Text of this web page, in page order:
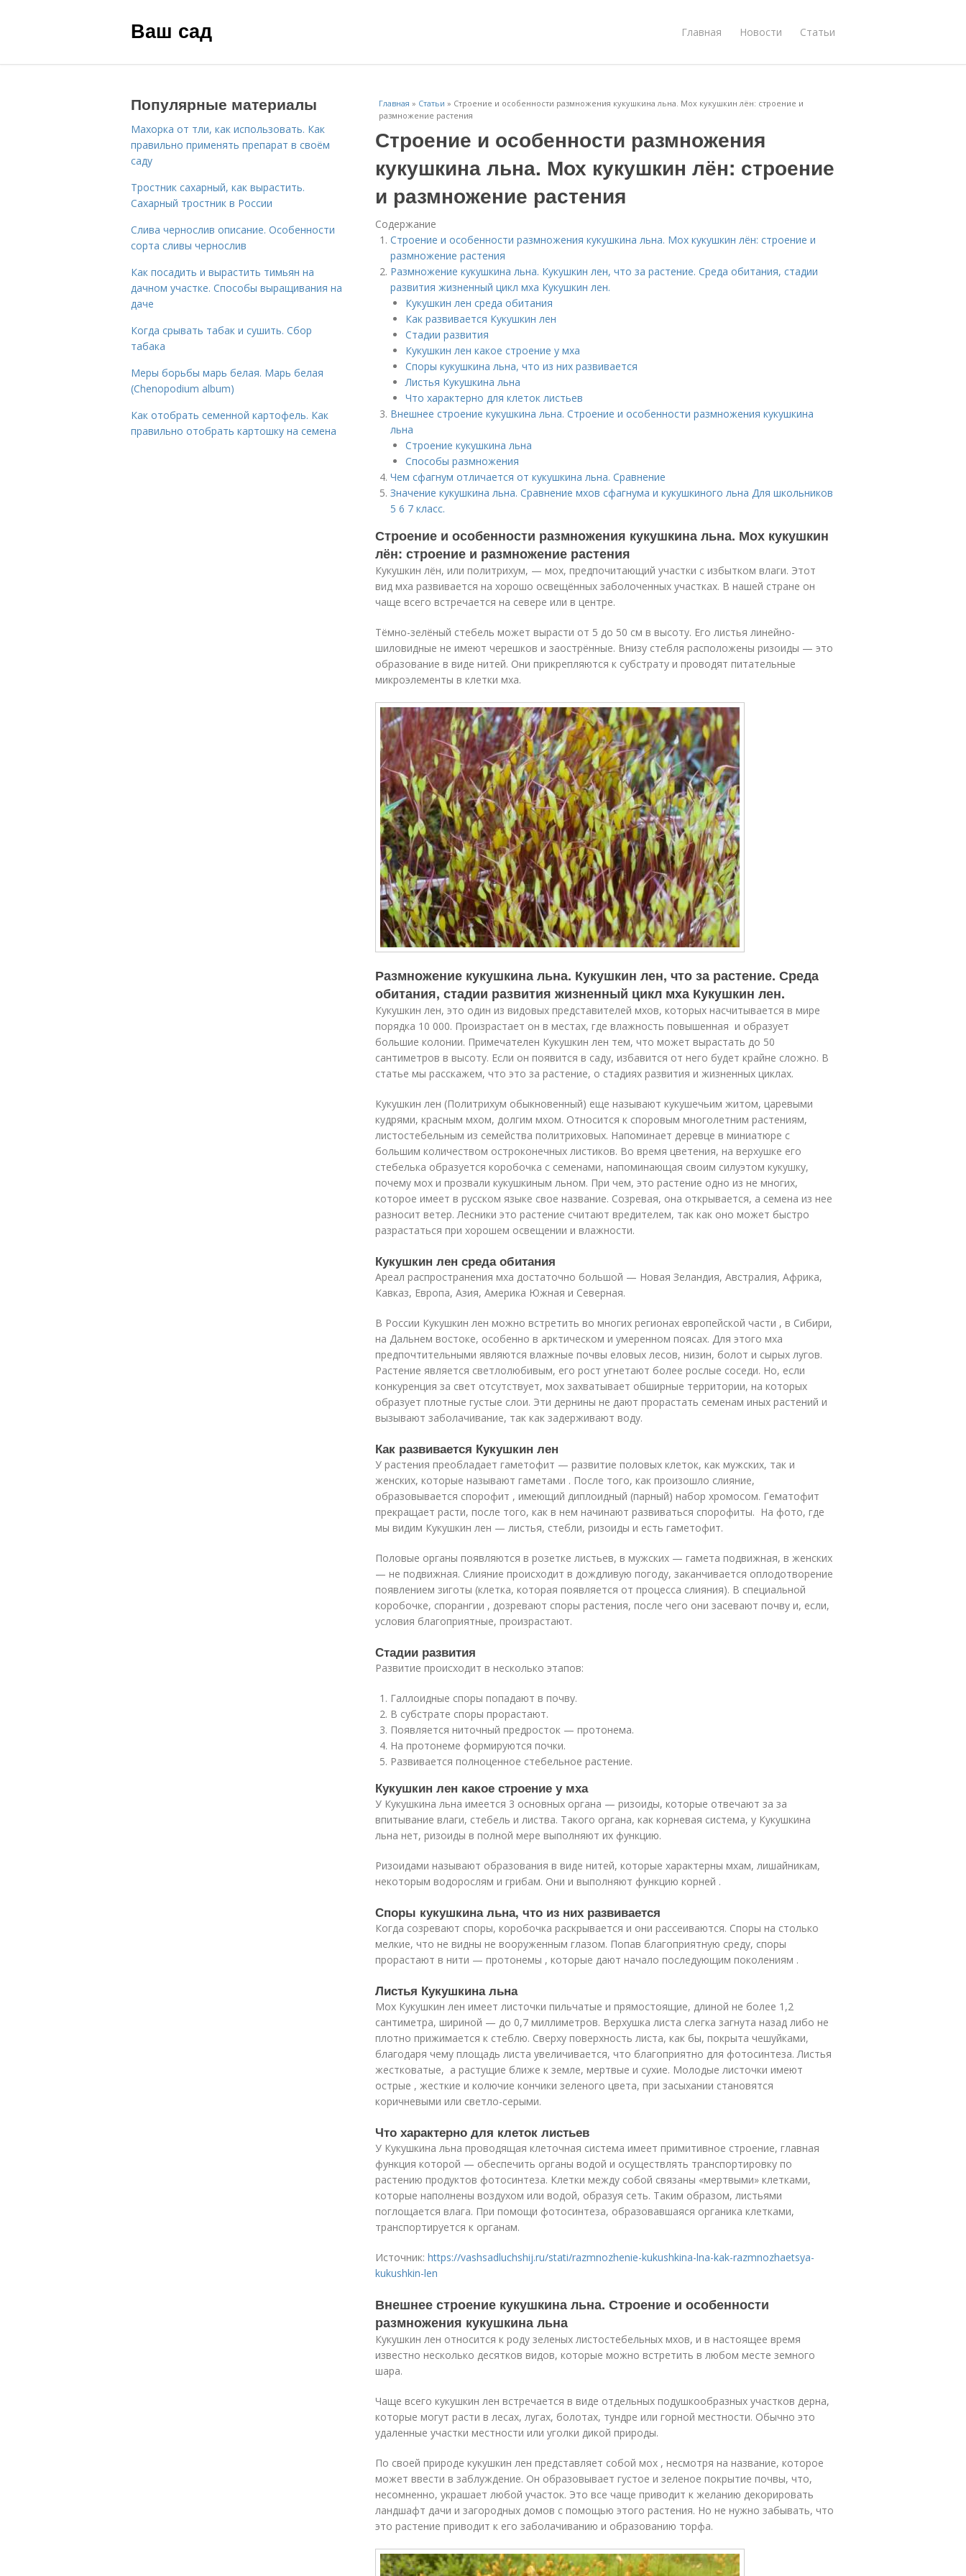
Ваш сад Главная Новости Статьи
Главная » Статьи » Строение и особенности размножения кукушкина льна. Мох кукушкин лён: строение и
размножение растения
Строение и особенности размножения
кукушкина льна. Мох кукушкин лён: строение
и размножение растения
Содержание
Строение и особенности размножения кукушкина льна. Мох кукушкин лён: строение и
размножение растения
Размножение кукушкина льна. Кукушкин лен, что за растение. Среда обитания, стадии
развития жизненный цикл мха Кукушкин лен.
Кукушкин лен среда обитания
Как развивается Кукушкин лен
Стадии развития
Кукушкин лен какое строение у мха
Споры кукушкина льна, что из них развивается
Листья Кукушкина льна
Что характерно для клеток листьев
Внешнее строение кукушкина льна. Строение и особенности размножения кукушкина
льна
Строение кукушкина льна
Способы размножения
Чем сфагнум отличается от кукушкина льна. Сравнение
Значение кукушкина льна. Сравнение мхов сфагнума и кукушкиного льна Для школьников
5 6 7 класс.
Строение и особенности размножения кукушкина льна. Мох кукушкин
лён: строение и размножение растения
Кукушкин лён, или политрихум, — мох, предпочитающий участки с избытком влаги. Этот
вид мха развивается на хорошо освещённых заболоченных участках. В нашей стране он
чаще всего встречается на севере или в центре.
Тёмно-зелёный стебель может вырасти от 5 до 50 см в высоту. Его листья линейно-
шиловидные не имеют черешков и заострённые. Внизу стебля расположены ризоиды — это
образование в виде нитей. Они прикрепляются к субстрату и проводят питательные
микроэлементы в клетки мха.
Размножение кукушкина льна. Кукушкин лен, что за растение. Среда
обитания, стадии развития жизненный цикл мха Кукушкин лен.
Кукушкин лен, это один из видовых представителей мхов, которых насчитывается в мире
порядка 10 000. Произрастает он в местах, где влажность повышенная и образует
большие колонии. Примечателен Кукушкин лен тем, что может вырастать до 50
сантиметров в высоту. Если он появится в саду, избавится от него будет крайне сложно. В
статье мы расскажем, что это за растение, о стадиях развития и жизненных циклах.
Кукушкин лен (Политрихум обыкновенный) еще называют кукушечьим житом, царевыми
кудрями, красным мхом, долгим мхом. Относится к споровым многолетним растениям,
листостебельным из семейства политриховых. Напоминает деревце в миниатюре с
большим количеством остроконечных листиков. Во время цветения, на верхушке его
стебелька образуется коробочка с семенами, напоминающая своим силуэтом кукушку,
почему мох и прозвали кукушкиным льном. При чем, это растение одно из не многих,
которое имеет в русском языке свое название. Созревая, она открывается, а семена из нее
разносит ветер. Лесники это растение считают вредителем, так как оно может быстро
разрастаться при хорошем освещении и влажности.
Кукушкин лен среда обитания
Ареал распространения мха достаточно большой — Новая Зеландия, Австралия, Африка,
Кавказ, Европа, Азия, Америка Южная и Северная.
В России Кукушкин лен можно встретить во многих регионах европейской части , в Сибири,
на Дальнем востоке, особенно в арктическом и умеренном поясах. Для этого мха
предпочтительными являются влажные почвы еловых лесов, низин, болот и сырых лугов.
Растение является светлолюбивым, его рост угнетают более рослые соседи. Но, если
конкуренция за свет отсутствует, мох захватывает обширные территории, на которых
образует плотные густые слои. Эти дернины не дают прорастать семенам иных растений и
вызывают заболачивание, так как задерживают воду.
Как развивается Кукушкин лен
У растения преобладает гаметофит — развитие половых клеток, как мужских, так и
женских, которые называют гаметами . После того, как произошло слияние,
образовывается спорофит , имеющий диплоидный (парный) набор хромосом. Гематофит
прекращает расти, после того, как в нем начинают развиваться спорофиты. На фото, где
мы видим Кукушкин лен — листья, стебли, ризоиды и есть гаметофит.
Половые органы появляются в розетке листьев, в мужских — гамета подвижная, в женских
— не подвижная. Слияние происходит в дождливую погоду, заканчивается оплодотворение
появлением зиготы (клетка, которая появляется от процесса слияния). В специальной
коробочке, спорангии , дозревают споры растения, после чего они засевают почву и, если,
условия благоприятные, произрастают.
Стадии развития
Развитие происходит в несколько этапов:
Галлоидные споры попадают в почву.
В субстрате споры прорастают.
Появляется ниточный предросток — протонема.
На протонеме формируются почки.
Развивается полноценное стебельное растение.
Кукушкин лен какое строение у мха
У Кукушкина льна имеется 3 основных органа — ризоиды, которые отвечают за за
впитывание влаги, стебель и листва. Такого органа, как корневая система, у Кукушкина
льна нет, ризоиды в полной мере выполняют их функцию.
Ризоидами называют образования в виде нитей, которые характерны мхам, лишайникам,
некоторым водорослям и грибам. Они и выполняют функцию корней .
Споры кукушкина льна, что из них развивается
Когда созревают споры, коробочка раскрывается и они рассеиваются. Споры на столько
мелкие, что не видны не вооруженным глазом. Попав благоприятную среду, споры
прорастают в нити — протонемы , которые дают начало последующим поколениям .
Листья Кукушкина льна
Мох Кукушкин лен имеет листочки пильчатые и прямостоящие, длиной не более 1,2
сантиметра, шириной — до 0,7 миллиметров. Верхушка листа слегка загнута назад либо не
плотно прижимается к стеблю. Сверху поверхность листа, как бы, покрыта чешуйками,
благодаря чему площадь листа увеличивается, что благоприятно для фотосинтеза. Листья
жестковатые, а растущие ближе к земле, мертвые и сухие. Молодые листочки имеют
острые , жесткие и колючие кончики зеленого цвета, при засыхании становятся
коричневыми или светло-серыми.
Что характерно для клеток листьев
У Кукушкина льна проводящая клеточная система имеет примитивное строение, главная
функция которой — обеспечить органы водой и осуществлять транспортировку по
растению продуктов фотосинтеза. Клетки между собой связаны «мертвыми» клетками,
которые наполнены воздухом или водой, образуя сеть. Таким образом, листьями
поглощается влага. При помощи фотосинтеза, образовавшаяся органика клетками,
транспортируется к органам.
Источник: https://vashsadluchshij.ru/stati/razmnozhenie-kukushkina-lna-kak-razmnozhaetsya-
kukushkin-len
Внешнее строение кукушкина льна. Строение и особенности
размножения кукушкина льна
Кукушкин лен относится к роду зеленых листостебельных мхов, и в настоящее время
известно несколько десятков видов, которые можно встретить в любом месте земного
шара.
Чаще всего кукушкин лен встречается в виде отдельных подушкообразных участков дерна,
которые могут расти в лесах, лугах, болотах, тундре или горной местности. Обычно это
удаленные участки местности или уголки дикой природы.
По своей природе кукушкин лен представляет собой мох , несмотря на название, которое
может ввести в заблуждение. Он образовывает густое и зеленое покрытие почвы, что,
несомненно, украшает любой участок. Это все чаще приводит к желанию декорировать
ландшафт дачи и загородных домов с помощью этого растения. Но не нужно забывать, что
это растение приводит к его заболачиванию и образованию торфа.
Популярные материалы
Махорка от тли, как использовать. Как
правильно применять препарат в своём
саду
Тростник сахарный, как вырастить.
Сахарный тростник в России
Слива чернослив описание. Особенности
сорта сливы чернослив
Как посадить и вырастить тимьян на
дачном участке. Способы выращивания на
даче
Когда срывать табак и сушить. Сбор
табака
Меры борьбы марь белая. Марь белая
(Chenopodium album)
Как отобрать семенной картофель. Как
правильно отобрать картошку на семена